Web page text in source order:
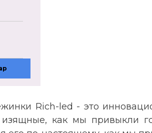
Rich-led - это
как мы привыкли